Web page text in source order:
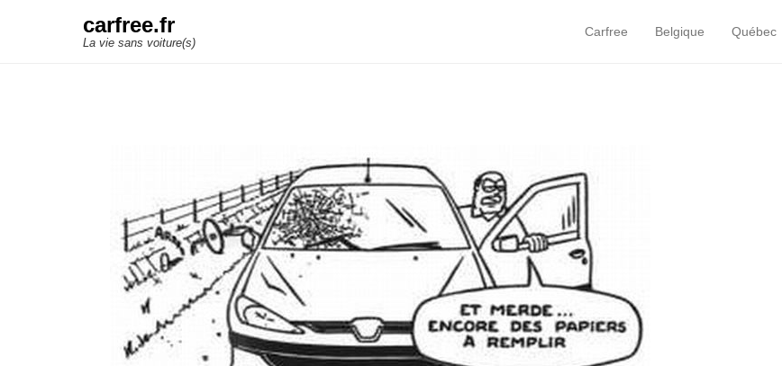
carfree.fr
La vie sans voiture(s)
Primary Menu
Skip to content
Carfree Belgique Québec